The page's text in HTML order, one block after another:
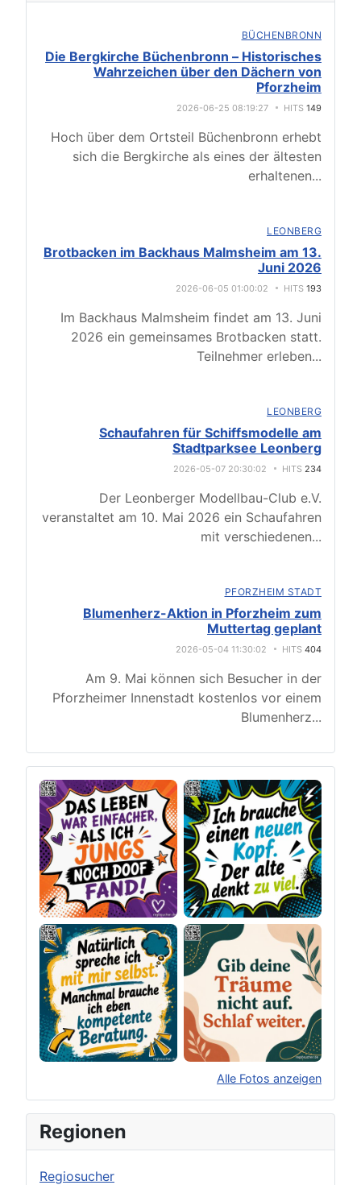
BÜCHENBRONN
Die Bergkirche Büchenbronn – Historisches
Wahrzeichen über den Dächern von
Pforzheim
2026-06-25 08:19:27 HITS 149
Hoch über dem Ortsteil Büchenbronn erhebt
sich die Bergkirche als eines der ältesten
erhaltenen...
LEONBERG
Brotbacken im Backhaus Malmsheim am 13.
Juni 2026
2026-06-05 01:00:02 HITS 193
Im Backhaus Malmsheim findet am 13. Juni
2026 ein gemeinsames Brotbacken statt.
Teilnehmer erleben...
LEONBERG
Schaufahren für Schiffsmodelle am
Stadtparksee Leonberg
2026-05-07 20:30:02 HITS 234
Der Leonberger Modellbau-Club e.V.
veranstaltet am 10. Mai 2026 ein Schaufahren
mit verschiedenen...
PFORZHEIM STADT
Blumenherz-Aktion in Pforzheim zum
Muttertag geplant
2026-05-04 11:30:02 HITS 404
Am 9. Mai können sich Besucher in der
Pforzheimer Innenstadt kostenlos vor einem
Blumenherz...
Alle Fotos anzeigen
Original herunterladen
Regionen
Regiosucher